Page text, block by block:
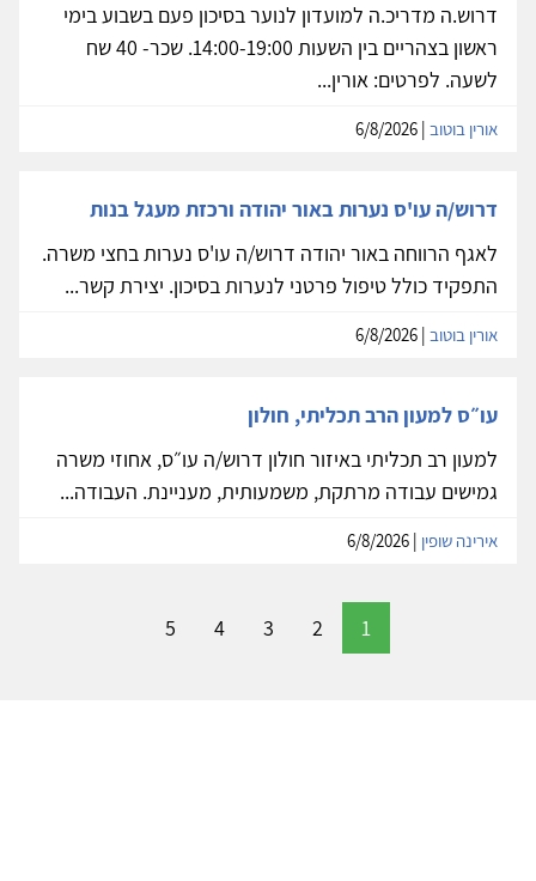
דרוש.ה מדריכ.ה למועדון לנוער בסיכון פעם בשבוע בימי
ראשון בצהריים בין השעות 14:00-19:00. שכר- 40 שח
לשעה. לפרטים: אורין...
אורין בוטוב
דרוש/ה עו'ס נערות באור יהודה ורכזת מעגל בנות
לאגף הרווחה באור יהודה דרוש/ה עו'ס נערות בחצי משרה.
התפקיד כולל טיפול פרטני לנערות בסיכון. יצירת קשר...
אורין בוטוב
עו״ס למעון הרב תכליתי, חולון
למעון רב תכליתי באיזור חולון דרוש/ה עו״ס, אחוזי משרה
גמישים עבודה מרתקת, משמעותית, מעניינת. העבודה...
אירינה שופין
1
2
3
4
5